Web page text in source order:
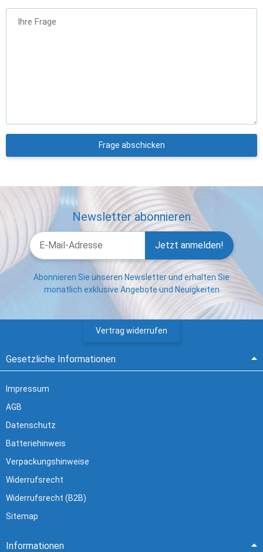
Ihre Frage
Frage abschicken
Newsletter abonnieren
Jetzt anmelden!
Abonnieren Sie unseren Newsletter und erhalten Sie
monatlich exklusive Angebote und Neuigkeiten
Vertrag widerrufen
Gesetzliche Informationen
Impressum
AGB
Datenschutz
Batteriehinweis
Verpackungshinweise
Widerrufsrecht
Widerrufsrecht (B2B)
Sitemap
Informationen